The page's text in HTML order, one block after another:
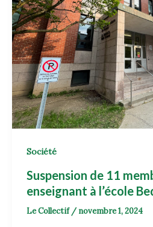
Société
Suspension de 11
enseignant à l’école
Le Collectif / novembre 1, 2024